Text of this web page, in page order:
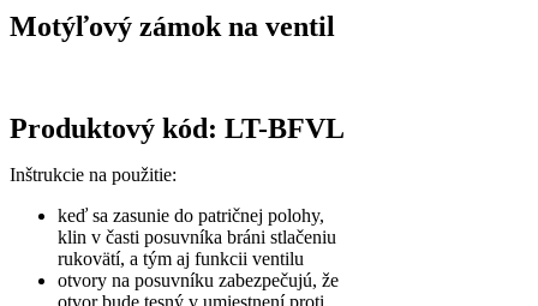
Motýľový zámok na ventil
Produktový kód: LT-BFVL
Inštrukcie na použitie:
keď sa zasunie do patričnej polohy,
klin v časti posuvníka bráni stlačeniu
rukovätí, a tým aj funkcii ventilu
otvory na posuvníku zabezpečujú, že
otvor bude tesný v umiestnení proti